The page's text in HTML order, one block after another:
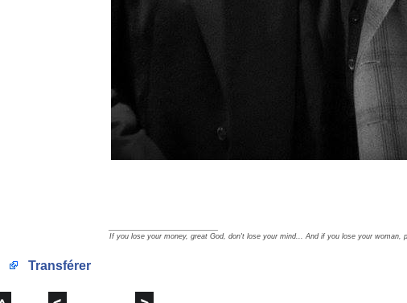
If you lose your money, great God, don't lose your mind... And if you lose your woman,
Transférer